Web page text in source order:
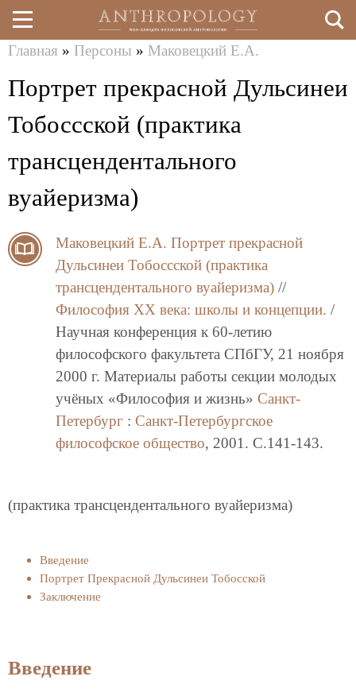
Перейти
к
основному
здесь
Главная » Персоны » Маковецкий Е.А.
Портрет прекрасной Дульсинеи
Тобоссской (практика
трансцендентального
вуайеризма)
Маковецкий Е.А. Портрет прекрасной
Дульсинеи Тобоссской (практика
трансцендентального вуайеризма) //
Философия XX века: школы и концепции. /
Научная конференция к 60-летию
философского факультета СПбГУ, 21 ноября
2000 г. Материалы работы секции молодых
учёных «Философия и жизнь» Санкт-
Петербург : Санкт-Петербургское
философское общество, 2001. C.141-143.
(практика трансцендентального вуайеризма)
Введение
Портрет Прекрасной Дульсинеи Тобосской
Заключение
Введение